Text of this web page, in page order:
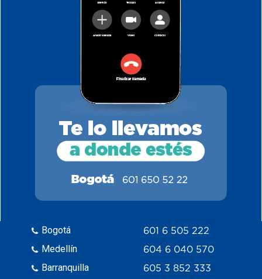
Bogotá
Medellín
Barranquilla
601 6 505 222
604 6 040 570
605 3 852 333